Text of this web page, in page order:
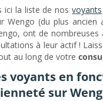
ici la liste de nosvoyants
Wengo (du plus ancien
ont de nombreuses
à leur actif !
au long de votre
voyants en
sur